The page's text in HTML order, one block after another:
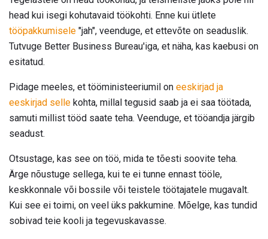
head kui isegi kohutavaid töökohti. Enne kui ütlete
tööpakkumisele "jah", veenduge, et ettevõte on seaduslik.
Tutvuge Better Business Bureau'iga, et näha, kas kaebusi on
esitatud.
Pidage meeles, et tööministeeriumil on eeskirjad ja
eeskirjad selle kohta, millal tegusid saab ja ei saa töötada,
samuti millist tööd saate teha. Veenduge, et tööandja järgib
seadust.
Otsustage, kas see on töö, mida te tõesti soovite teha.
Ärge nõustuge sellega, kui te ei tunne ennast tööle,
keskkonnale või bossile või teistele töötajatele mugavalt.
Kui see ei toimi, on veel üks pakkumine. Mõelge, kas tundid
sobivad teie kooli ja tegevuskavasse.